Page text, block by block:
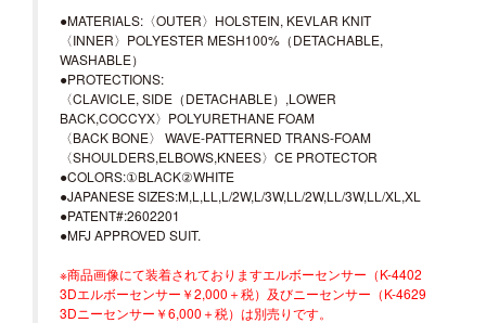
●MATERIALS:〈OUTER〉HOLSTEIN, KEVLAR KNIT
〈INNER〉POLYESTER MESH100%（DETACHABLE,
WASHABLE）
●PROTECTIONS:
〈CLAVICLE, SIDE（DETACHABLE）,LOWER
BACK,COCCYX〉POLYURETHANE FOAM
〈BACK BONE〉 WAVE-PATTERNED TRANS-FOAM
〈SHOULDERS,ELBOWS,KNEES〉CE PROTECTOR
●COLORS:①BLACK②WHITE
●JAPANESE SIZES:M,L,LL,L/2W,L/3W,LL/2W,LL/3W,LL/XL,XL
●PATENT#:2602201
●MFJ APPROVED SUIT.
※商品画像にて装着されておりますエルボーセンサー（K-4402
3Dエルボーセンサー￥2,000＋税）及びニーセンサー（K-4629
3Dニーセンサー￥6,000＋税）は別売りです。